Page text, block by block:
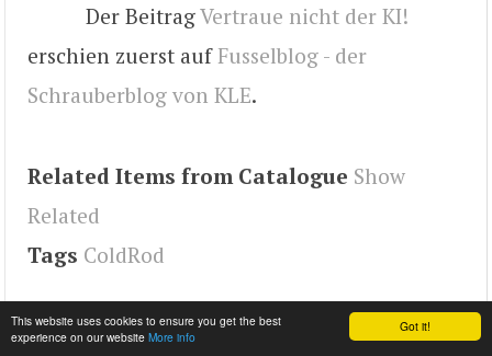
Got it!
This website uses cookies to ensure you get the best
experience on our website More info
Der BeitragVertraue nicht der KI!
erschien zuerst auf Fusselblog - der
Schrauberblog von KLE.
Related Items from Catalogue Show
Related
Tags ColdRod